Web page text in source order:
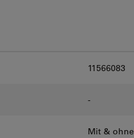
11566083
-
Mit & ohne